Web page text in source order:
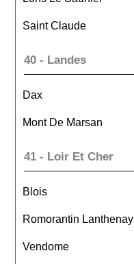
Saint Claude
40 - Landes
Dax
Mont De Marsan
41 - Loir Et Cher
Blois
Romorantin Lanthenay
Vendome